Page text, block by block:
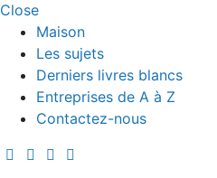
Close
Maison
Les sujets
Derniers livres blancs
Entreprises de A à Z
Contactez-nous